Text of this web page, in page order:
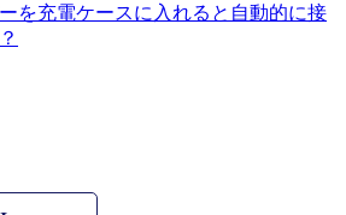
を充電ケースに入れると自動的に接